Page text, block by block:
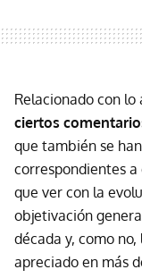
Relacionado con
ciertos
que también se
correspondientes a
que ver con la
objetivación
década y, como no,
apreciado en más